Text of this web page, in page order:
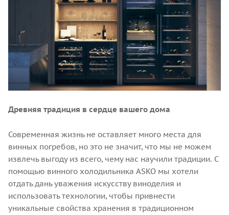
Древняя традиция в сердце вашего дома
Современная жизнь не оставляет много места для
винных погребов, но это не значит, что мы не можем
извлечь выгоду из всего, чему нас научили традиции. С
помощью винного холодильника ASKO мы хотели
отдать дань уважения искусству виноделия и
использовать технологии, чтобы привнести
уникальные свойства хранения в традиционном